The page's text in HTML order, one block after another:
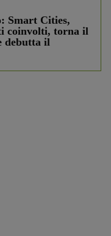
Smart Cities,
coinvolti, torna il
debutta il